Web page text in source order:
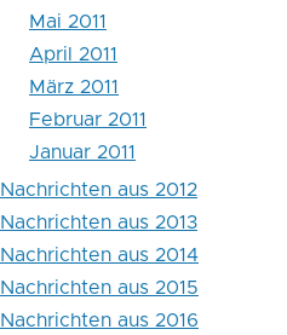
Mai 2011
April 2011
März 2011
Februar 2011
Januar 2011
Nachrichten aus 2012
Nachrichten aus 2013
Nachrichten aus 2014
Nachrichten aus 2015
Nachrichten aus 2016